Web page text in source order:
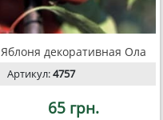
Яблоня декоративная Ола
Артикул:4757
65 грн.